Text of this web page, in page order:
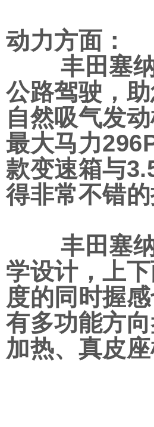
动力方面：
丰田塞纳
公路驾驶，
自然吸气发
最大马力
款变速箱与
得非常不错
丰田塞纳
学设计，上
度的同时握
有多功能方
加热、真皮